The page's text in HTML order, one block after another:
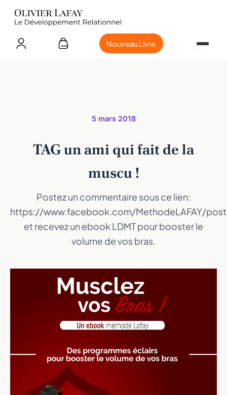
Nouveau Livre
5 mars 2018
TAG un ami qui fait de la
muscu !
Postez un commentaire sous ce lien:
https://www.facebook.com/MethodeLAFAY/
et recevez un ebook LDMT pour booster le
volume de vos bras.